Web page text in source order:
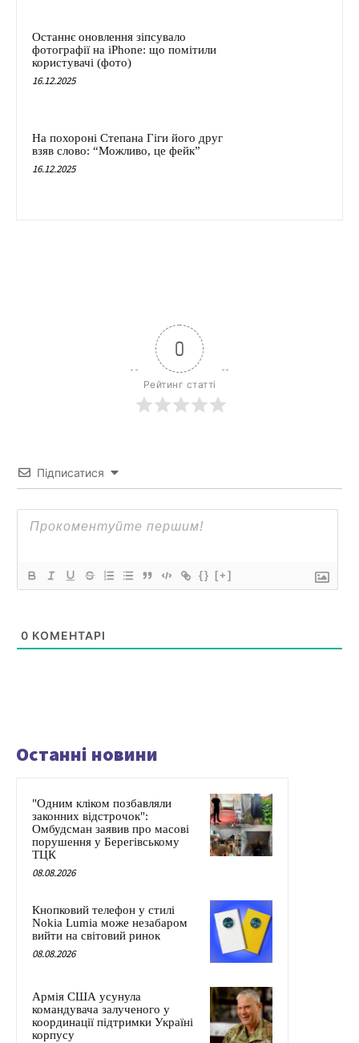
Останнє оновлення зіпсувало
фотографії на iPhone: що помітили
користувачі (фото)
16.12.2025
На похороні Степана Гіги його друг
взяв слово: “Можливо, це фейк”
16.12.2025
0
Рейтинг статті
Підписатися
{} [+]
0 КОМЕНТАРІ
Останні новини
"Одним кліком позбавляли
законних відстрочок":
Омбудсман заявив про масові
порушення у Берегівському
ТЦК
08.08.2026
Кнопковий телефон у стилі
Nokia Lumia може незабаром
вийти на світовий ринок
08.08.2026
Армія США усунула
командувача залученого у
координації підтримки Україні
корпусу